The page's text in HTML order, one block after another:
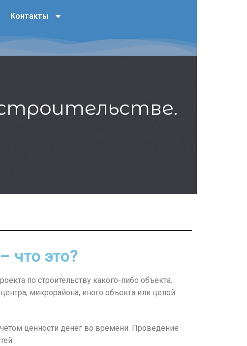
Контакты
.
что это?
по строительству какого-либо объекта.
микрорайона, иного объекта или целой
ценности денег во времени. Проведение